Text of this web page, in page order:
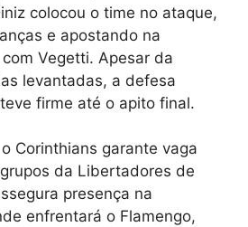
colocou o time no ataque,
e apostando na
Vegetti. Apesar da
levantadas, a defesa
firme até o apito final.
Corinthians garante vaga
da Libertadores de
presença na
enfrentará o Flamengo,